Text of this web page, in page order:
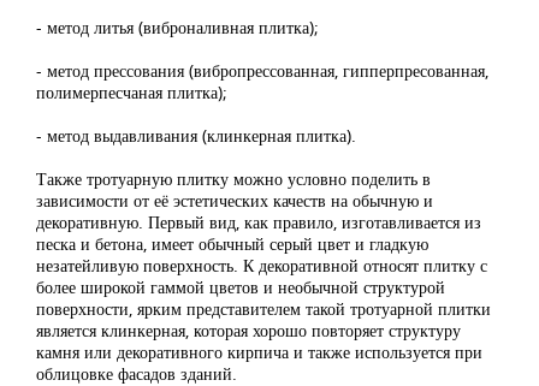
- метод литья (виброналивная плитка);
- метод прессования (вибропрессованная, гипперпресованная,
полимерпесчаная плитка);
- метод выдавливания (клинкерная плитка).
Также тротуарную плитку можно условно поделить в
зависимости от её эстетических качеств на обычную и
декоративную. Первый вид, как правило, изготавливается из
песка и бетона, имеет обычный серый цвет и гладкую
незатейливую поверхность. К декоративной относят плитку с
более широкой гаммой цветов и необычной структурой
поверхности, ярким представителем такой тротуарной плитки
является клинкерная, которая хорошо повторяет структуру
камня или декоративного кирпича и также используется при
облицовке фасадов зданий.